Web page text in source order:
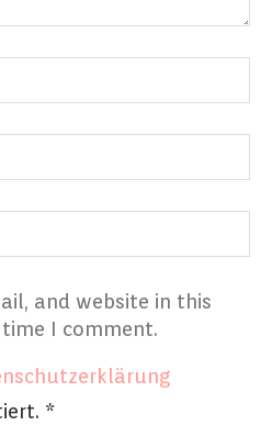
and website in this
I comment.
*